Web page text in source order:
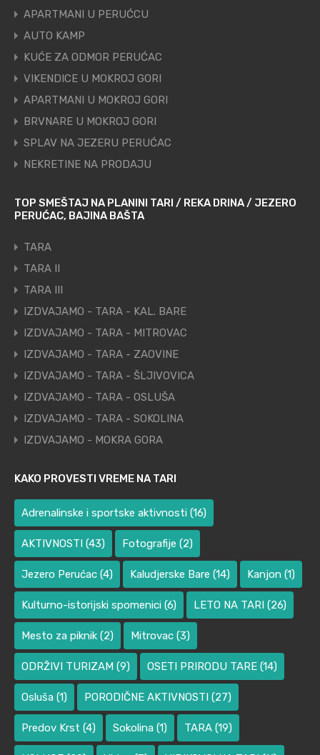
APARTMANI U PERUĆCU
AUTO KAMP
KUĆE ZA ODMOR PERUĆAC
VIKENDICE U MOKROJ GORI
APARTMANI U MOKROJ GORI
BRVNARE U MOKROJ GORI
SPLAV NA JEZERU PERUĆAC
NEKRETINE NA PRODAJU
TOP SMEŠTAJ NA PLANINI TARI / REKA DRINA / JEZERO
PERUĆAC, BAJINA BAŠTA
TARA
TARA II
TARA III
IZDVAJAMO - TARA - KAL. BARE
IZDVAJAMO - TARA - MITROVAC
IZDVAJAMO - TARA - ZAOVINE
IZDVAJAMO - TARA - ŠLJIVOVICA
IZDVAJAMO - TARA - OSLUŠA
IZDVAJAMO - TARA - SOKOLINA
IZDVAJAMO - MOKRA GORA
KAKO PROVESTI VREME NA TARI
Adrenalinske i sportske aktivnosti (16)
AKTIVNOSTI (43) Fotografije (2)
Jezero Perućac (4) Kaludjerske Bare (14) Kanjon (1)
Kulturno-istorijski spomenici (6) LETO NA TARI (26)
Mesto za piknik (2) Mitrovac (3)
ODRŽIVI TURIZAM (9) OSETI PRIRODU TARE (14)
Osluša (1) PORODIČNE AKTIVNOSTI (27)
Predov Krst (4) Sokolina (1) TARA (19)